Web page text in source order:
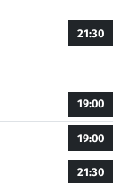
21:30
19:00
19:00
21:30